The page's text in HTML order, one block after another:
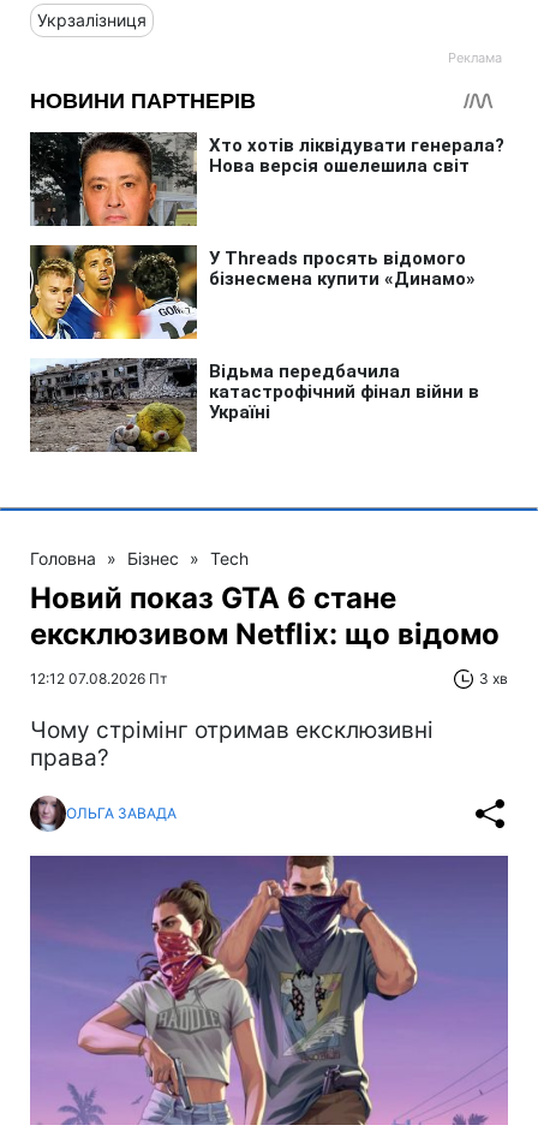
Укрзалізниця
Головна » Бізнес » Tech
Новий показ GTA 6 стане
ексклюзивом Netflix: що відомо
12:12 07.08.2026 Пт 3 хв
Чому стрімінг отримав ексклюзивні
права?
ОЛЬГА ЗАВАДА